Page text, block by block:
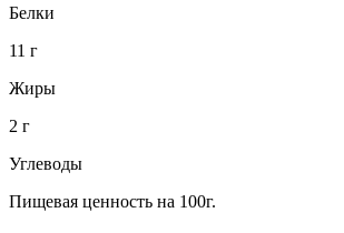
Белки
11 г
Жиры
2 г
Углеводы
Пищевая ценность на 100г.